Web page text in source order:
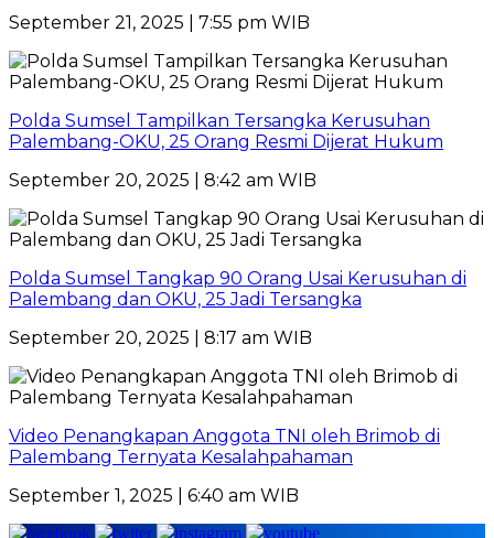
September 21, 2025 | 7:55 pm WIB
Polda Sumsel Tampilkan Tersangka Kerusuhan
Palembang-OKU, 25 Orang Resmi Dijerat Hukum
September 20, 2025 | 8:42 am WIB
Polda Sumsel Tangkap 90 Orang Usai Kerusuhan di
Palembang dan OKU, 25 Jadi Tersangka
September 20, 2025 | 8:17 am WIB
Video Penangkapan Anggota TNI oleh Brimob di
Palembang Ternyata Kesalahpahaman
September 1, 2025 | 6:40 am WIB